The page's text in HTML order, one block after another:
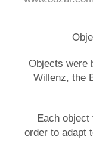
Objects were
Willenz, the
Each
order to adapt